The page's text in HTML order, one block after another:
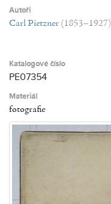
Autoři
Carl Pietzner (1853–1927)
Katalogové číslo
PE07354
Materiál
fotografie